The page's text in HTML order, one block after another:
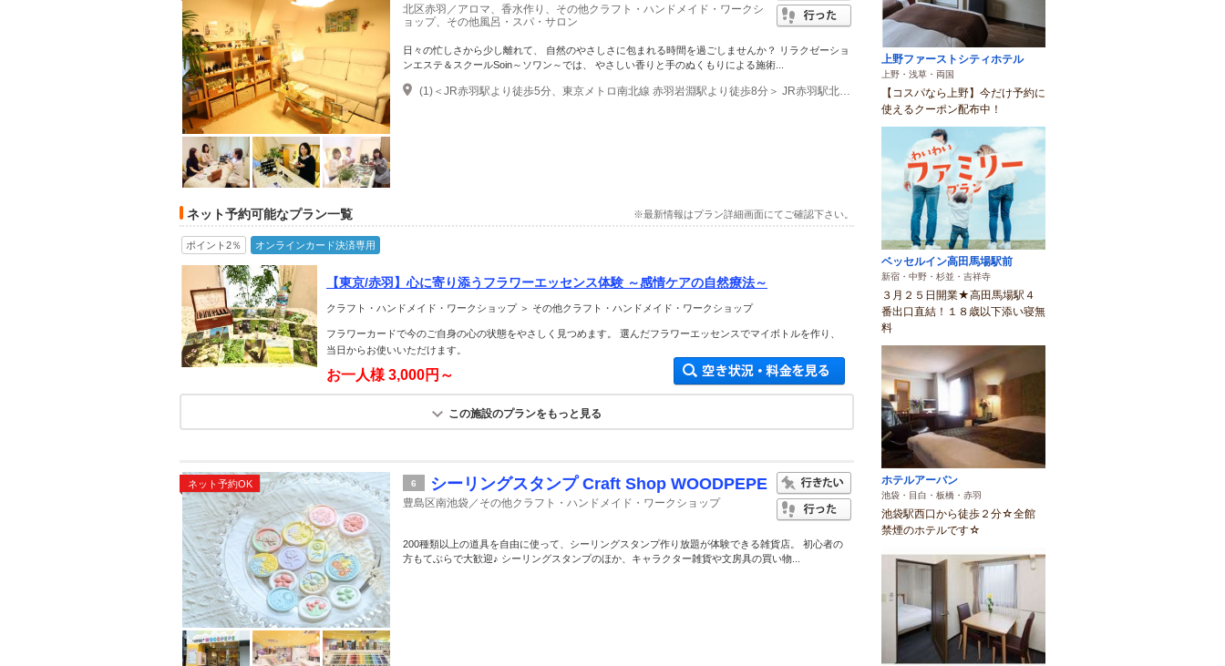
北区赤羽／アロマ、香水作り、その他クラフト・ハンドメイド・ワークシ
ョップ、その他風呂・スパ・サロン
日々の忙しさから少し離れて、 自然のやさしさに包まれる時間を過ごしませんか？ リラクゼーショ
ンエステ＆スクールSoin～ソワン～では、 やさしい香りと手のぬくもりによる施術...
(1)＜JR赤羽駅より徒歩5分、東京メトロ南北線 赤羽岩淵駅より徒歩8分＞ JR赤羽駅北改札口を出て右手、東口駅前噴水広場の先マツモトキヨシの左手の歩道を直進。 三菱UFJ銀行・コンビニ（サンクス）の先に大きな交差点があり、その向こうの“LaLaガーデン”というアーケード商店街を入り少し歩くと左手に「マツモトキヨシ」があり、その次の角「王様のお菓子ランド」手前を左折した先に、1階に「赤羽ここちクリニック」と書かれた緑と白の大きな看板のある5階建てのビルが見えます。 「赤羽ここちクリニック」正面入口の左側外壁の先に入口がございます。奥エレベーターで4階へ上がり、右手にある402号室のインターホンを押して下さい。
ネット予約可能なプラン一覧 ※最新情報はプラン詳細画面にてご確認下さい。
ポイント2％ オンラインカード決済専用
【東京/赤羽】心に寄り添うフラワーエッセンス体験 ～感情ケアの自然療法～
クラフト・ハンドメイド・ワークショップ ＞ その他クラフト・ハンドメイド・ワークショップ
フラワーカードで今のご自身の心の状態をやさしく見つめます。 選んだフラワーエッセンスでマイボトルを作り、
当日からお使いいただけます。
お一人様 3,000円～
空き状況・料金を見る
この施設のプランをもっと見る
ネット予約OK 6 シーリングスタンプ Craft Shop WOODPEPE
豊島区南池袋／その他クラフト・ハンドメイド・ワークショップ
200種類以上の道具を自由に使って、シーリングスタンプ作り放題が体験できる雑貨店。 初心者の
方もてぶらで大歓迎♪ シーリングスタンプのほか、キャラクター雑貨や文房具の買い物...
上野ファーストシティホテル
上野・浅草・両国
【コスパなら上野】今だけ予約に
使えるクーポン配布中！
ベッセルイン高田馬場駅前
新宿・中野・杉並・吉祥寺
３月２５日開業★高田馬場駅４
番出口直結！１８歳以下添い寝無
料
ホテルアーバン
池袋・目白・板橋・赤羽
池袋駅西口から徒歩２分☆全館
禁煙のホテルです☆